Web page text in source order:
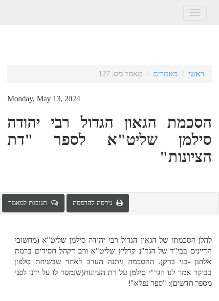
Toggle
ראשי מאמרים מאמר מס. 127
Monday, May 13, 2024
הסכמת הגאון הגדול רבי יהודה
סילמן שליט"א לספר "דת
הציונות"
גירסה להדפסה תגובות למאמר
להלן הסכמתו של הגאון הגדול רבי יהודה סילמן שליט"א (מחשובי
הדיינים בבי"ד של הגר"נ קרליץ שליט"א ורב דקהל חסידים ברמת
אלחנן -בני ברק). ההסכמה ניתנה הערב לאחר שבשיחת טלפון
בבוקר אמר לנו הגר"י סילמן על דת הציונות(שנמסר לו על ידנו לפני
מספר חדשים): "ספר נפלא"!